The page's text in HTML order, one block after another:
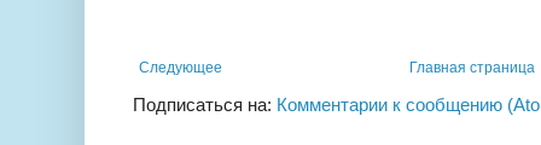
Следующее Главная страница
Подписаться на: Комментарии к сообщению